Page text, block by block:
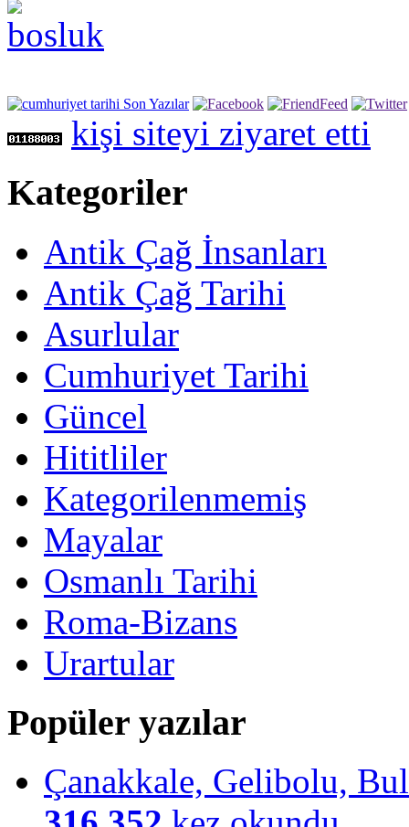
kişi siteyi ziyaret etti
Kategoriler
Antik Çağ İnsanları
Antik Çağ Tarihi
Asurlular
Cumhuriyet Tarihi
Güncel
Hititliler
Kategorilenmemiş
Mayalar
Osmanlı Tarihi
Roma-Bizans
Urartular
Popüler yazılar
Çanakkale, Gelibolu,